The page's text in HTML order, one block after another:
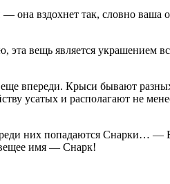
она вздохнет так, словно ваша
эта вещь является украшением
впереди. Крыси бывают
усатых и располагают не
них попадаются Снарки… —
имя — Снарк!